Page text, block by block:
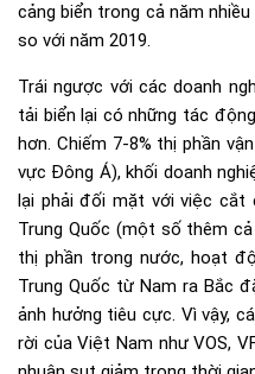
cảng biển trong cả năm
so với năm 2019.
Trái ngược với các doanh
tải biển lại có những tác
hơn. Chiếm 7-8% thị phần
vực Đông Á), khối doanh
lại phải đối mặt với việc cắt
Trung Quốc (một số thêm
thị phần trong nước, hoạt
Trung Quốc từ Nam ra Bắc
ảnh hưởng tiêu cực. Vì vậy,
rời của Việt Nam như VOS,